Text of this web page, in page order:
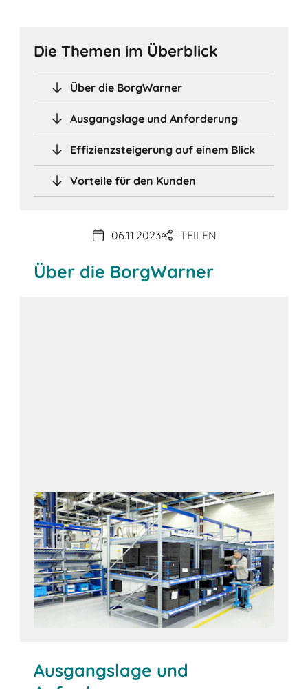
Die Themen im Überblick
Über die BorgWarner
Ausgangslage und Anforderung
Effizienzsteigerung auf einem Blick
Vorteile für den Kunden
06.11.2023 TEILEN
Über die BorgWarner
Ausgangslage und